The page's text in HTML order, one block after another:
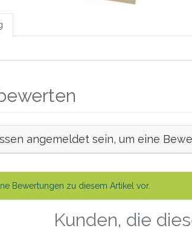
angemeldet sein, um eine
Bewertungen zu diesem Artikel vor.
Kunden, die